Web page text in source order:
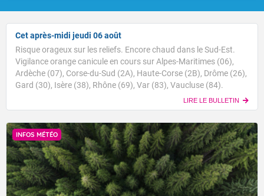
Cet après-midi jeudi 06 août
Risque orageux sur les reliefs. Encore chaud dans le Sud-Est.
Vigilance orange canicule en cours sur Alpes-Maritimes (06),
Ardèche (07), Corse-du-Sud (2A), Haute-Corse (2B), Drôme (26),
Gard (30), Isère (38), Rhône (69), Var (83), Vaucluse (84).
LIRE LE BULLETIN
INFOS MÉTÉO